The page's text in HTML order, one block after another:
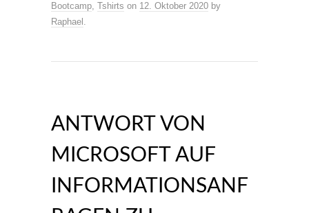
Bootcamp, Tshirts on 12. Oktober 2020 by
Raphael .
ANTWORT VON
MICROSOFT AUF
INFORMATIONSANF